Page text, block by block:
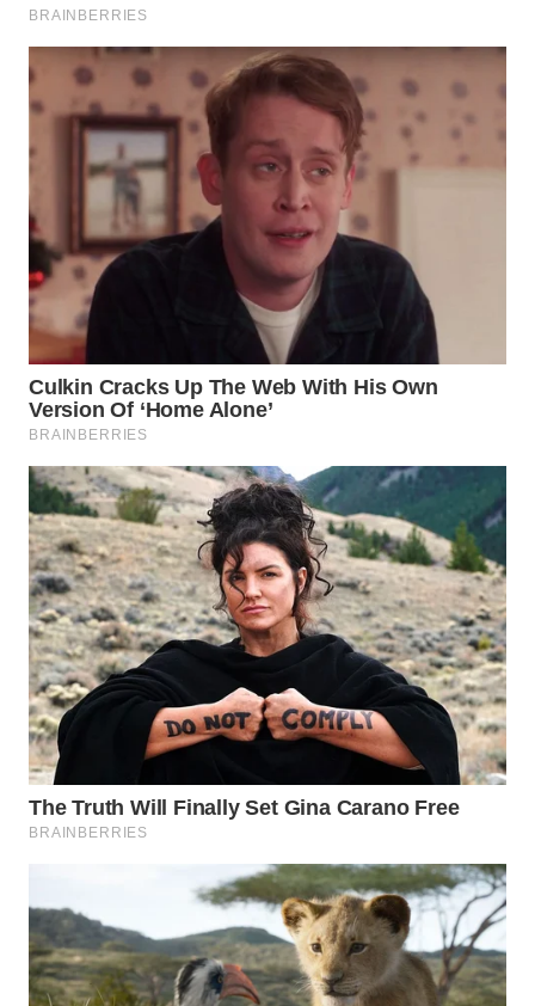
WN
WN
LABUANBAJO
Wahana
Media
Group
WAHANA
NEWS
WAHANA
TANI
WAHANA
ADVOKAT
WAHANA
INFRASTRUKTUR
WAHANA
KONSUMEN
WAHANA
LISTRIK
WAHANA
TRAVEL
WAHANA